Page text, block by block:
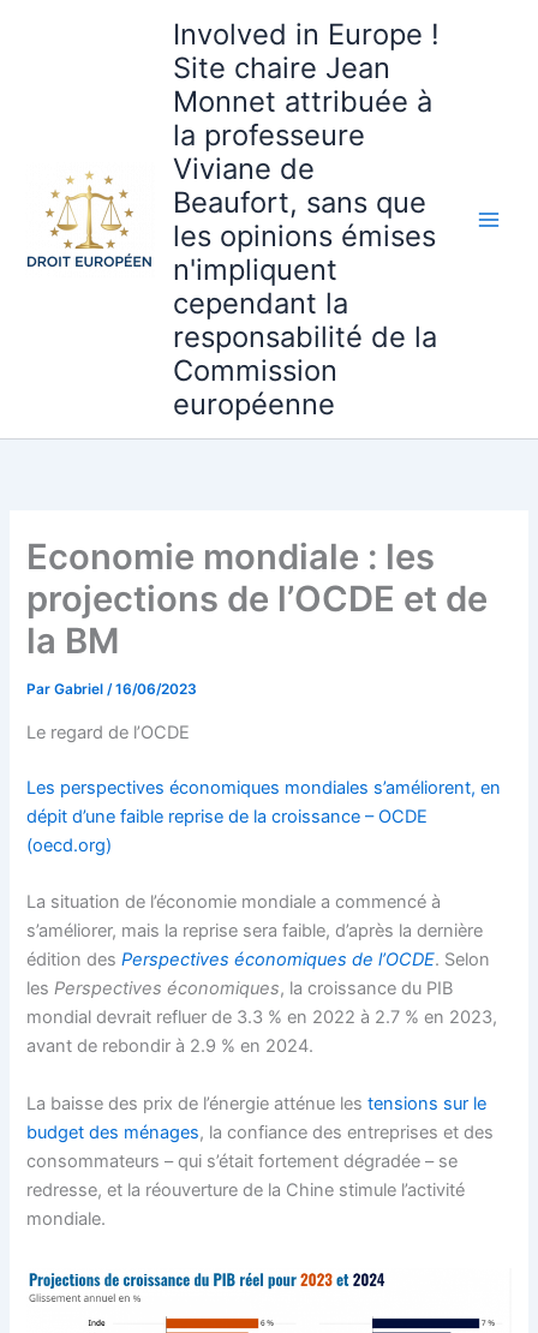
Involved in Europe !
Site chaire Jean
Monnet attribuée à
la professeure
Viviane de
Beaufort, sans que
les opinions émises
n'impliquent
cependant la
responsabilité de la
Commission
européenne
Economie mondiale : les
projections de l’OCDE et de
la BM
ParGabriel/16/06/2023
Le regard de l’OCDE
Les perspectives économiques mondiales s’améliorent, en
dépit d’une faible reprise de la croissance – OCDE
(oecd.org)
La situation de l’économie mondiale a commencé à
s’améliorer, mais la reprise sera faible, d’après la dernière
édition desPerspectives économiques de l’OCDE. Selon
lesPerspectives économiques, la croissance du PIB
mondial devrait refluer de 3.3 % en 2022 à 2.7 % en 2023,
avant de rebondir à 2.9 % en 2024.
La baisse des prix de l’énergie atténue lestensions sur le
budget des ménages, la confiance des entreprises et des
consommateurs – qui s’était fortement dégradée – se
redresse, et la réouverture de la Chine stimule l’activité
mondiale.